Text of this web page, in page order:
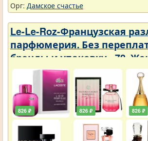
Орг: Дамское счастье
Le-Le-Roz-Французская
парфюмерия. Без
бренды и упаковку - 72.
Парфюмерия с
826 ₽ 826 ₽ 826 ₽